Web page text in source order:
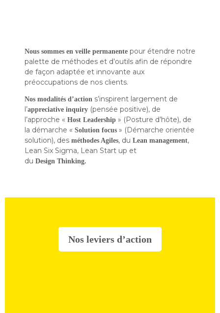
Nous sommes en veille permanente pour étendre notre
palette de méthodes et d’outils afin de répondre
de façon adaptée et innovante aux
préoccupations de nos clients.
Nos modalités d’action s’inspirent largement de
l’appreciative inquiry (pensée positive), de
l’approche « Host Leadership » (Posture d’hôte), de
la démarche « Solution focus » (Démarche orientée
solution), des méthodes Agiles, du Lean management,
Lean Six Sigma, Lean Start up et
du Design Thinking.
Nos leviers d’action